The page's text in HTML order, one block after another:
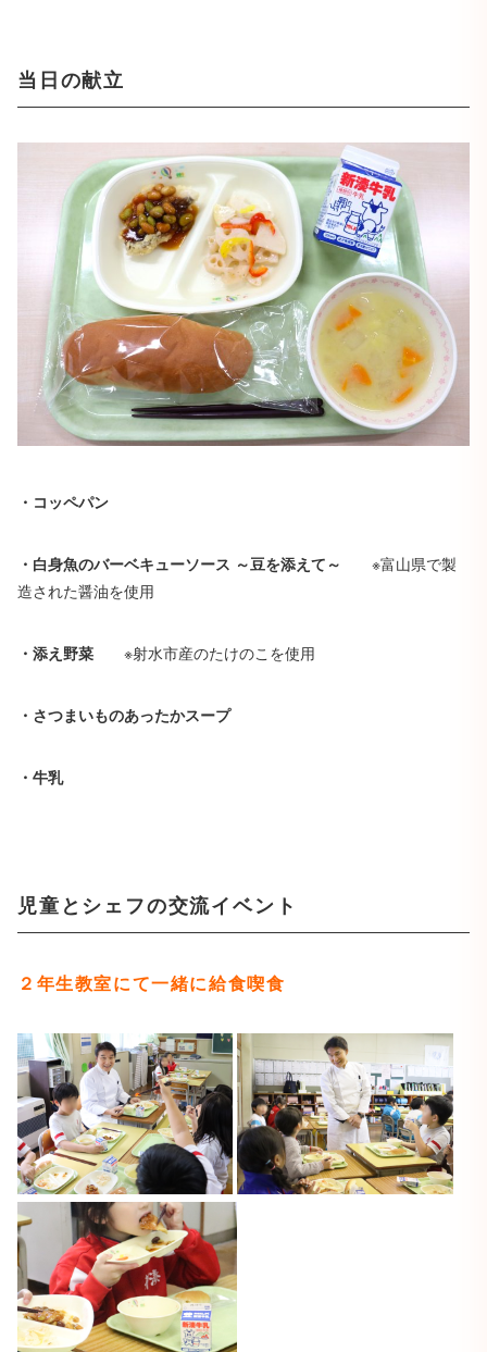
当日の献立
・コッペパン
・白身魚のバーベキューソース ～豆を添えて～ ※富山県で製
造された醤油を使用
・添え野菜 ※射水市産のたけのこを使用
・さつまいものあったかスープ
・牛乳
児童とシェフの交流イベント
２年生教室にて一緒に給食喫食